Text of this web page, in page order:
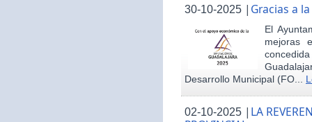
30-10-2025 | Gracias a
El
mejoras
Desarrollo Municipal (FO...
02-10-2025 | LA